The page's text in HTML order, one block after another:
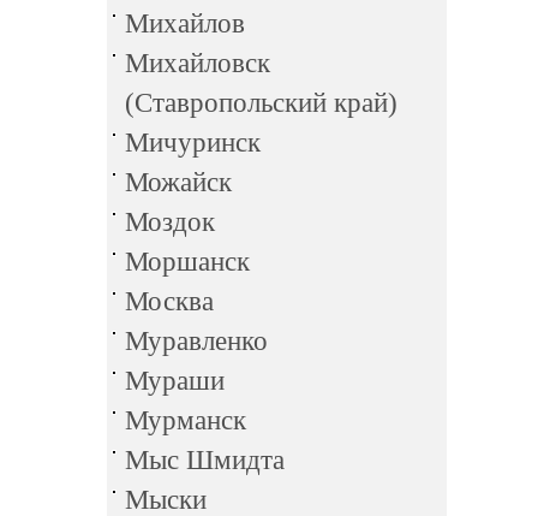
Михайлов
Михайловск
(Ставропольский край)
Мичуринск
Можайск
Моздок
Моршанск
Москва
Муравленко
Мураши
Мурманск
Мыс Шмидта
Мыски